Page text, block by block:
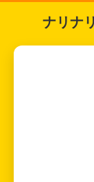
ナリナ